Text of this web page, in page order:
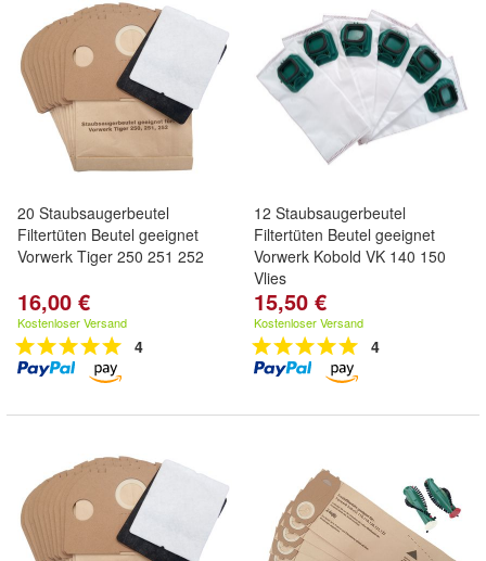
20 Staubsaugerbeutel
Filtertüten Beutel geeignet
Vorwerk Tiger 250 251 252
16,00 €
Kostenloser Versand
4
12 Staubsaugerbeutel
Filtertüten Beutel geeignet
Vorwerk Kobold VK 140 150
Vlies
15,50 €
Kostenloser Versand
4